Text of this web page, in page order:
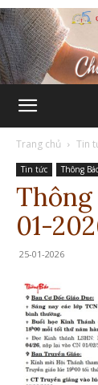
Trang chủ Tin
Tin tức Thông
Thông
01-
25-01-2026